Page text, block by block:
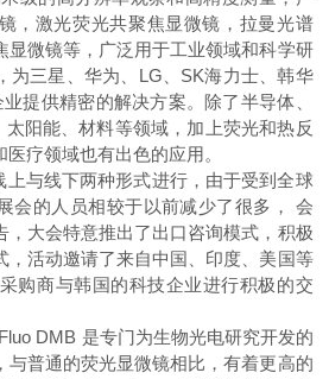
，激光荧光共聚焦显微镜，拉曼光谱
显微镜等，广泛用于工业领域和科学研
为三星、华为、 LG SK海力士、韩华
业提供精密的解决方案。除了半导体、
太阳能、材料等领域，加上荧光和热反
疗领域也有出色的应用。
上与线下两种形式进行，由于受到全球
会的人员相较于以前减少了很多， 会
，大会特意推出了出口咨询模式，积极
，活动邀请了来自中国、印度、美国等
购商与韩国的科技企业进行积极的交
DMB 是专门为生物光电研究开发的
与普通的荧光显微镜相比，有着更高的